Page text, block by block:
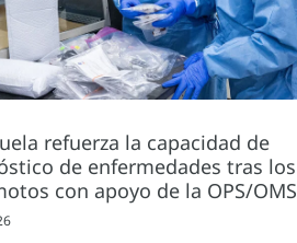
refuerza la capacidad de
de enfermedades tras los
con apoyo de la OPS/OMS